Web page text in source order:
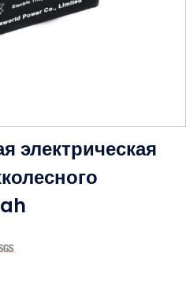
электрическая